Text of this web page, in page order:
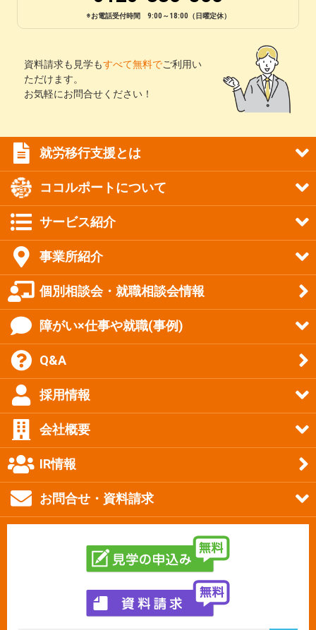
※お電話受付時間 9:00～18:00（日曜定休）
資料請求も見学もすべて無料でご利用い
ただけます。
お気軽にお問合せください！
就労移行支援とは
ココルポートについて
サービス紹介
事業所紹介
個別相談会・就職相談会情報
障がい×仕事や就職(事例)
Q&A
採用情報
会社概要
IR情報
お問合せ・資料請求